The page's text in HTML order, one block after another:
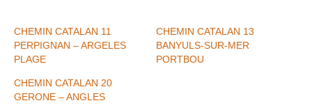
CHEMIN CATALAN 11
PERPIGNAN – ARGELES
PLAGE
CHEMIN CATALAN 13
BANYULS-SUR-MER
PORTBOU
CHEMIN CATALAN 20
GERONE – ANGLES